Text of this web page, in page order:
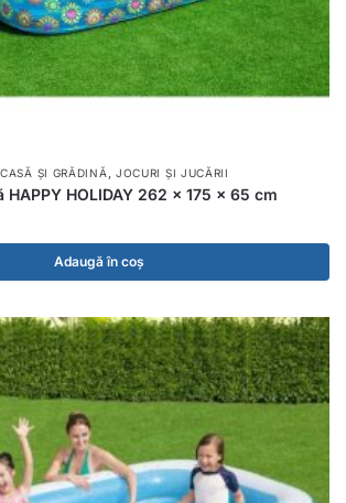
CASĂ ȘI GRĂDINĂ , JOCURI ȘI JUCĂRII
HOLIDAY 262 x 175 x 65 cm
Adaugă în coș